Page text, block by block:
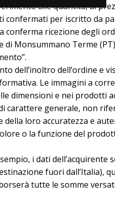
alle quantità, ai
per iscritto da
ricezione degli
Monsummano Terme
dell’inoltro dell’ordine e
Le immagini a
dimensioni e nei prodotti
carattere generale, non
della loro accuratezza e
o la funzione del
i dati
fuori dall’Italia),
tutte le somme